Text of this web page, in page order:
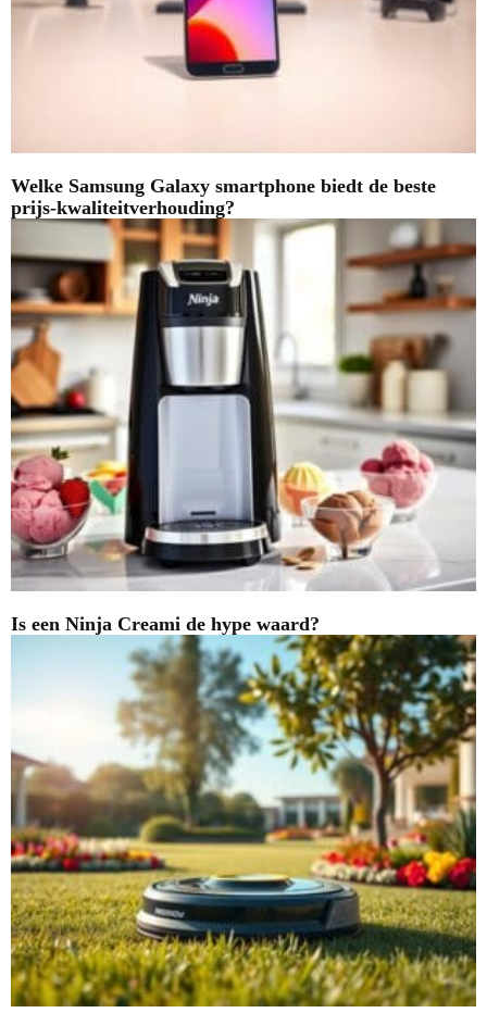
Welke Samsung Galaxy smartphone biedt de beste
prijs-kwaliteitverhouding?
Is een Ninja Creami de hype waard?